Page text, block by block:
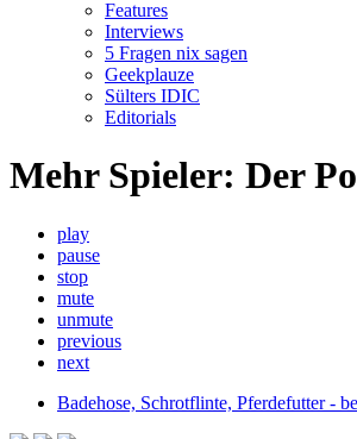
Features
Interviews
5 Fragen nix sagen
Geekplauze
Sülters IDIC
Editorials
Mehr Spieler: Der
play
pause
stop
mute
unmute
previous
next
Badehose, Schrotflinte, Pferdefutter -